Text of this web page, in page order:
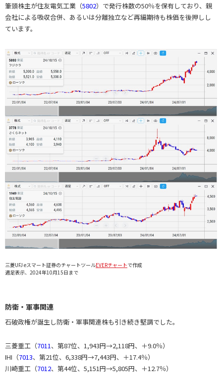
筆頭株主が住友電気工業（5802）で発行株数の50％を保有しており、親
会社による吸収合併、あるいは分離独立など再編期待も株価を後押しし
ています。
三菱UFJ eスマート証券のチャートツールEVERチャートで作成
週足表示、2024年10月15日まで
防衛・軍事関連
石破政権が誕生し防衛・軍事関連株も引き続き堅調でした。
三菱重工（7011 、第87位、1,943円→2,118円、＋9.0％）
IHI（7013、第21位、6,338円→7,443円、＋17.4％）
川崎重工（7012、第44位、5,151円→5,805円、＋12.7％）